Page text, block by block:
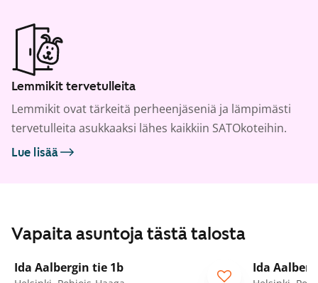
Lemmikit tervetulleita
Lemmikit ovat tärkeitä perheenjäseniä ja lämpimästi
tervetulleita asukkaaksi lähes kaikkiin SATOkoteihin.
Lue lisää
Vapaita asuntoja tästä talosta
/22
Ida Aalbergin tie 1b Ida